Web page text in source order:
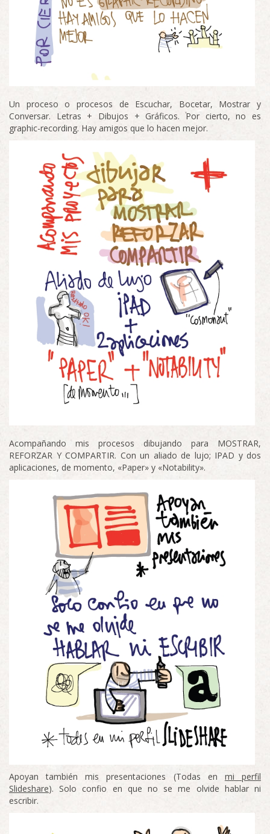
Un proceso o procesos de Escuchar, Bocetar, Mostrar y
Conversar. Letras + Dibujos + Gráficos. Por cierto, no es
graphic-recording. Hay amigos que lo hacen mejor.
Acompañando mis procesos dibujando para MOSTRAR,
REFORZAR Y COMPARTIR. Con un aliado de lujo; IPAD y dos
aplicaciones, de momento, «Paper» y «Notability».
Apoyan también mis presentaciones (Todas en mi perfil
Slideshare). Solo confio en que no se me olvide hablar ni
escribir.